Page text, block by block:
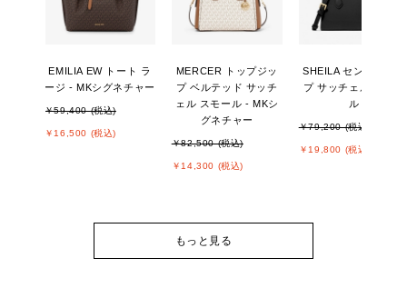
EMILIA EW トート ラ
ージ - MKシグネチャー
￥59,400 (税込)
￥16,500 (税込)
MERCER トップジッ
プ ベルテッド サッチ
ェル スモール - MKシ
グネチャー
￥82,500 (税込)
￥14,300 (税込)
SHEILA センタージッ
プ サッチェル スモー
ル
￥79,200 (税込)
￥19,800 (税込)
もっと見る